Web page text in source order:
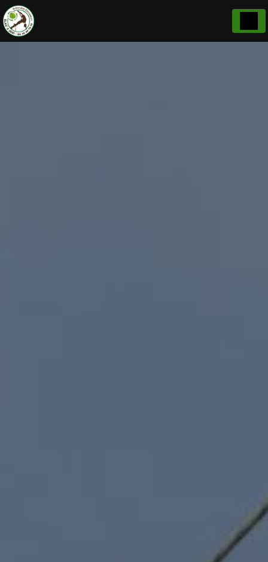
Panneau de gestion des cookies